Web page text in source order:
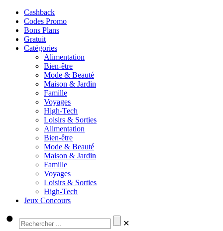
Cashback
Codes Promo
Bons Plans
Gratuit
Catégories
Alimentation
Bien-être
Mode & Beauté
Maison & Jardin
Famille
Voyages
High-Tech
Loisirs & Sorties
Alimentation
Bien-être
Mode & Beauté
Maison & Jardin
Famille
Voyages
Loisirs & Sorties
High-Tech
Jeux Concours
✕